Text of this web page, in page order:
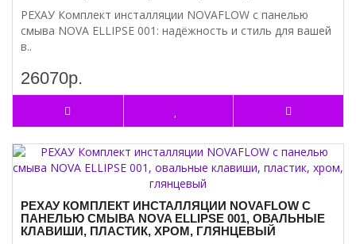
РЕХАУ Комплект инсталляции NOVAFLOW с панелью
смыва NOVA ELLIPSE 001: надёжность и стиль для вашей
в..
26070р.
РЕХАУ КОМПЛЕКТ ИНСТАЛЛЯЦИИ NOVAFLOW С
ПАНЕЛЬЮ СМЫВА NOVA ELLIPSE 001, ОВАЛЬНЫЕ
КЛАВИШИ, ПЛАСТИК, ХРОМ, ГЛЯНЦЕВЫЙ